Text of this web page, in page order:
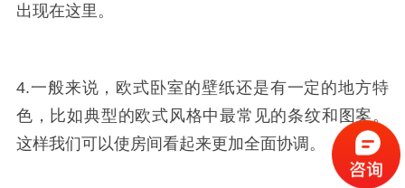
出现在这里。
4.一般来说，欧式卧室的壁纸还是有一定的地方特
色，比如典型的欧式风格中最常见的条纹和图案。
这样我们可以使房间看起来更加全面协调。